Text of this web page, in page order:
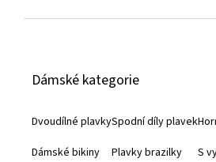
Dámské kategorie
Dvoudílné plavky
Dámské bikiny
Spodní díly plavek
Plavky brazilky
S